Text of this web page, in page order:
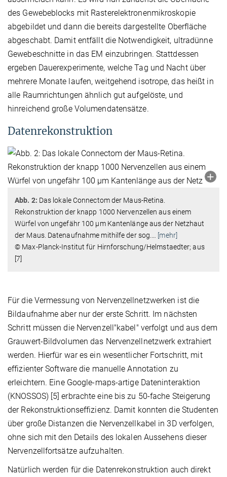
des Gewebeblocks mit Rasterelektronenmikroskopie
abgebildet und dann die bereits dargestellte Oberfläche
abgeschabt. Damit entfällt die Notwendigkeit, ultradünne
Gewebeschnitte in das EM einzubringen. Stattdessen
ergeben Dauerexperimente, welche Tag und Nacht über
mehrere Monate laufen, weitgehend isotrope, das heißt in
alle Raumrichtungen ähnlich gut aufgelöste, und
hinreichend große Volumendatensätze.
Datenrekonstruktion
Abb. 2: Das lokale Connectom der Maus-Retina.
Rekonstruktion der knapp 1000 Nervenzellen aus einem
Würfel von ungefähr 100 µm Kantenlänge aus der Netzhaut
der Maus. Datenaufnahme mithilfe der sog.… [mehr]
© Max-Planck-Institut für Hirnforschung/Helmstaedter; aus
[7]
Für die Vermessung von Nervenzellnetzwerken ist die
Bildaufnahme aber nur der erste Schritt. Im nächsten
Schritt müssen die Nervenzell"kabel" verfolgt und aus dem
Grauwert-Bildvolumen das Nervenzellnetzwerk extrahiert
werden. Hierfür war es ein wesentlicher Fortschritt, mit
effizienter Software die manuelle Annotation zu
erleichtern. Eine Google-maps-artige Dateninteraktion
(KNOSSOS) [5] erbrachte eine bis zu 50-fache Steigerung
der Rekonstruktionseffizienz. Damit konnten die Studenten
über große Distanzen die Nervenzellkabel in 3D verfolgen,
ohne sich mit den Details des lokalen Aussehens dieser
Nervenzellfortsätze aufzuhalten.
Natürlich werden für die Datenrekonstruktion auch direkt